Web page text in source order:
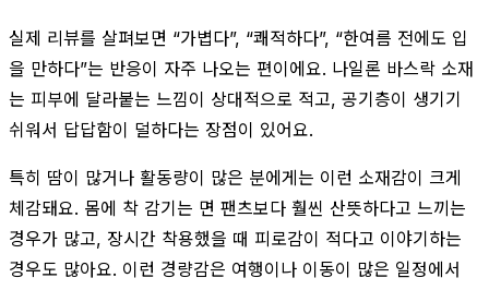
실제 리뷰를 살펴보면 “가볍다”, “쾌적하다”, “한여름 전에도 입
을 만하다”는 반응이 자주 나오는 편이에요. 나일론 바스락 소재
는 피부에 달라붙는 느낌이 상대적으로 적고, 공기층이 생기기
쉬워서 답답함이 덜하다는 장점이 있어요.
특히 땀이 많거나 활동량이 많은 분에게는 이런 소재감이 크게
체감돼요. 몸에 착 감기는 면 팬츠보다 훨씬 산뜻하다고 느끼는
경우가 많고, 장시간 착용했을 때 피로감이 적다고 이야기하는
경우도 많아요. 이런 경량감은 여행이나 이동이 많은 일정에서